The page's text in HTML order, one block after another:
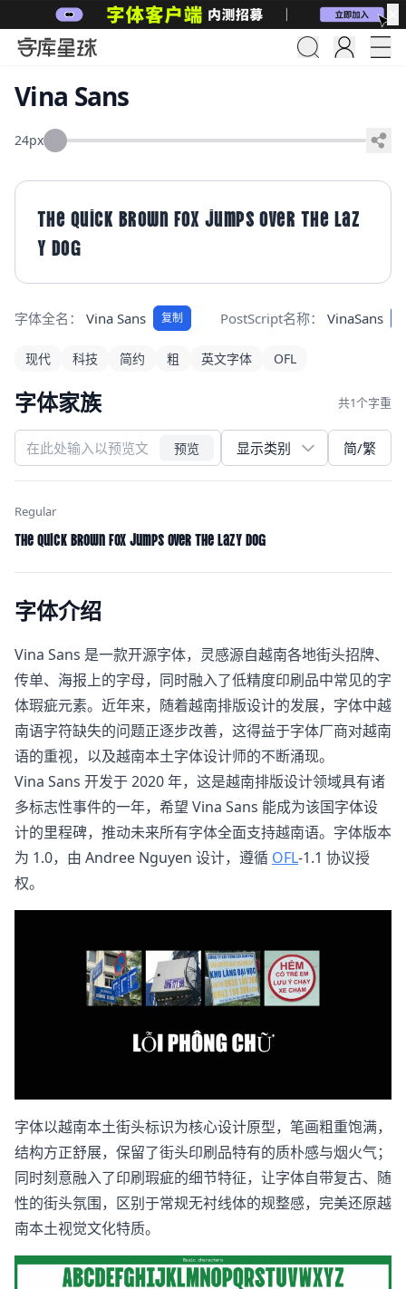
Vina Sans
24px
The quick brown fox jumps over the laz
y dog
字体全名： Vina Sans 复制 PostScript名称： VinaSans
现代 科技 简约 粗 英文字体 OFL
字体家族 共1个字重
预览 简/繁
Regular
The quick brown fox jumps over the lazy dog
字体介绍
Vina Sans 是一款开源字体，灵感源自越南各地街头招牌、
传单、海报上的字母，同时融入了低精度印刷品中常见的字
体瑕疵元素。近年来，随着越南排版设计的发展，字体中越
南语字符缺失的问题正逐步改善，这得益于字体厂商对越南
语的重视，以及越南本土字体设计师的不断涌现。
Vina Sans 开发于 2020 年，这是越南排版设计领域具有诸
多标志性事件的一年，希望 Vina Sans 能成为该国字体设
计的里程碑，推动未来所有字体全面支持越南语。字体版本
为 1.0，由 Andree Nguyen 设计，遵循 OFL-1.1 协议授
权。
字体以越南本土街头标识为核心设计原型，笔画粗重饱满，
结构方正舒展，保留了街头印刷品特有的质朴感与烟火气；
同时刻意融入了印刷瑕疵的细节特征，让字体自带复古、随
性的街头氛围，区别于常规无衬线体的规整感，完美还原越
南本土视觉文化特质。